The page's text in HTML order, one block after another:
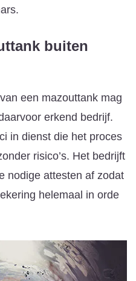
buiten
een mazouttank mag
erkend bedrijf.
in dienst die het proces
risico’s. Het bedrijft
nodige attesten af zodat
helemaal in orde